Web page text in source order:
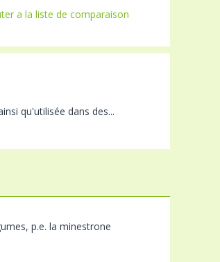
a la liste de comparaison
qu'utilisée dans des...
p.e. la minestrone